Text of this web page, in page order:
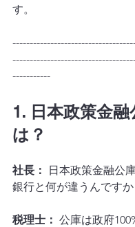
す。
-----------
1. 日本政策金融
は？
社長：
日本政策金融公
銀行と何が違うんですか
税理士： 公庫は政府